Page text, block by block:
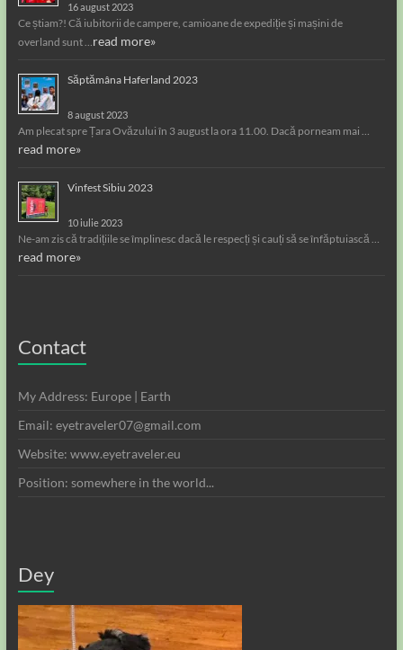
16 august 2023
Ce știam?! Că iubitorii de campere, camioane de expediție și mașini de
overland sunt …read more»
Săptămâna Haferland 2023
8 august 2023
Am plecat spre Țara Ovăzului în 3 august la ora 11.00. Dacă porneam mai …
read more»
Vinfest Sibiu 2023
10 iulie 2023
Ne-am zis că tradițiile se împlinesc dacă le respecți și cauți să se înfăptuiască …
read more»
Contact
My Address: Europe | Earth
Email: eyetraveler07@gmail.com
Website: www.eyetraveler.eu
Position: somewhere in the world...
Dey